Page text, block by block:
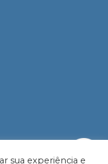
sua experiência e